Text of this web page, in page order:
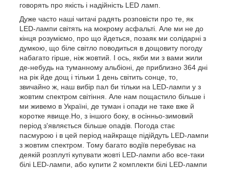
говорять про якість і надійність LED ламп.
Дуже часто наші читачі радять розповісти про те, як
LED-лампи світять на мокрому асфальті. Але ми не до
кінця розуміємо, про що йдеться, позаяк ми солідарні з
думкою, що біле світло поводиться в дощовиту погоду
набагато гірше, ніж жовтий. І ось, якби ми з вами жили
де-небудь на туманному альбіоні, де приблизно 364 дні
на рік йде дощ і тільки 1 день світить сонце, то,
звичайно ж, наш вибір пал би тільки на LED-лампи у з
жовтим спектром світіння. Але нам пощастило більше і
ми живемо в Україні, де туман і опади не таке вже й
коротке явище.Но, з іншого боку, в осінньо-зимовий
період з'являється більше опадів. Погода стає
пасмурою і в цей період найкраще підійдуть LED-лампи
з жовтим спектром. Тому багато водіїв перебуває на
деякій розплуті купувати жовті LED-лампи або все-таки
білі LED-лампи, або купити 2 комплекти білі LED-лампи